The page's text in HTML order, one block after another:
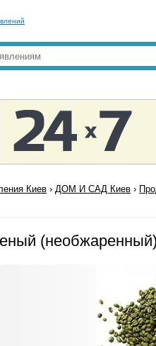
Киев ›ДОМ И САД Киев ›